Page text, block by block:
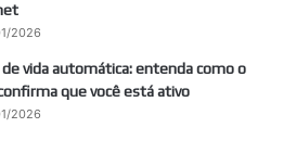
2026
de vida automática: entenda como o
que você está ativo
2026